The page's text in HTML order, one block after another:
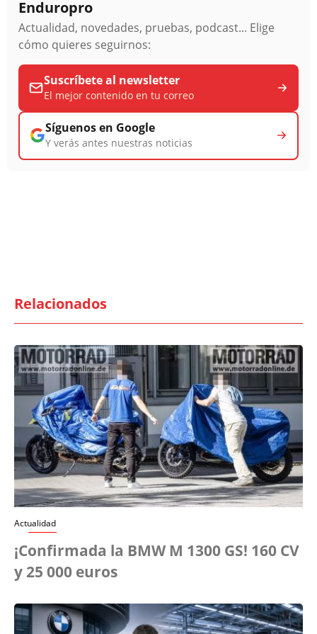
Enduropro
Actualidad, novedades, pruebas, podcast... Elige
cómo quieres seguirnos:
Suscríbete al newsletter
El mejor contenido en tu correo
Síguenos en Google
Y verás antes nuestras noticias
Relacionados
Actualidad
¡Confirmada la BMW M 1300 GS! 160 CV
y 25 000 euros